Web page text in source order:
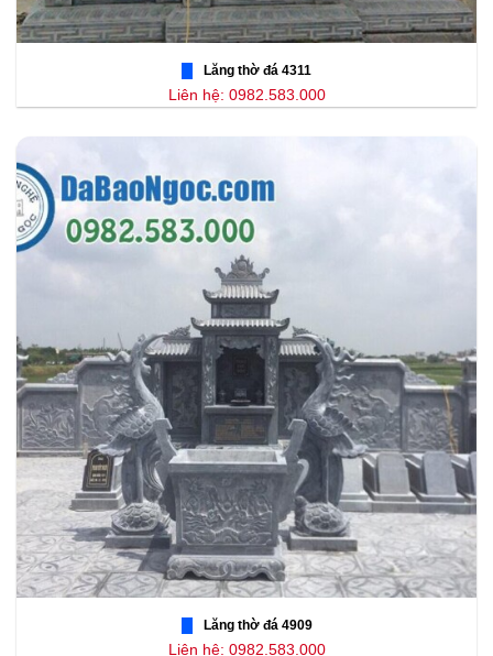
Lăng thờ đá 4311
Liên hệ: 0982.583.000
Lăng thờ đá 4909
Liên hệ: 0982.583.000